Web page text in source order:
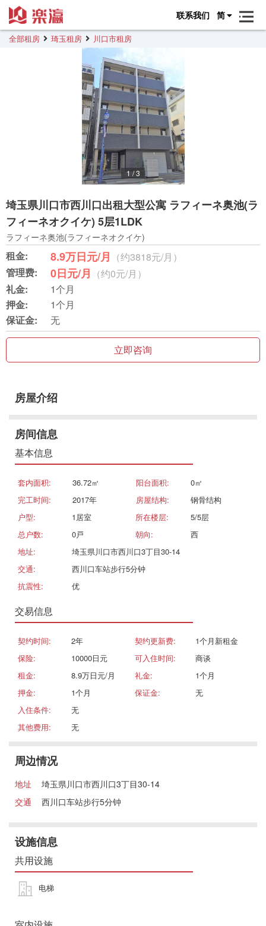
联系我们 简
全部租房 琦玉租房 川口市租房
1 /3
埼玉県川口市西川口出租大型公寓 ラフィーネ奥池(ラ
フィーネオクイケ) 5层1LDK
ラフィーネ奥池(ラフィーネオクイケ)
租金: 8.9万日元/月 （约3818元/月）
管理费:
0日元/月 （约0元/月）
礼金:
1个月
押金:
1个月
保证金:
无
立即咨询
房屋介绍
房间信息
基本信息
套内面积: 36.72㎡ 阳台面积:
0㎡
完工时间:
2017年 房屋结构:
钢骨结构
户型:
1居室 所在楼层:
5/5层
总户数:
0戸 朝向:
西
地址:
埼玉県川口市西川口3丁目30-14
交通:
西川口车站步行5分钟
抗震性:
优
交易信息
契约时间: 2年 契约更新费:
1个月新租金
保险:
10000日元 可入住时间:
商谈
租金:
8.9万日元/月 礼金:
1个月
押金:
1个月 保证金:
无
入住条件:
无
其他费用:
无
周边情况
地址
埼玉県川口市西川口3丁目30-14
交通
西川口车站步行5分钟
设施信息
共用设施
电梯